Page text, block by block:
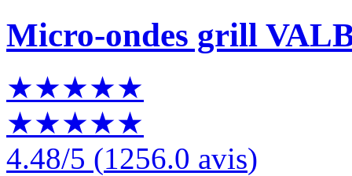
Micro-ondes grill
★★★★★
★★★★★
4.48/5 (1256.0 avis)